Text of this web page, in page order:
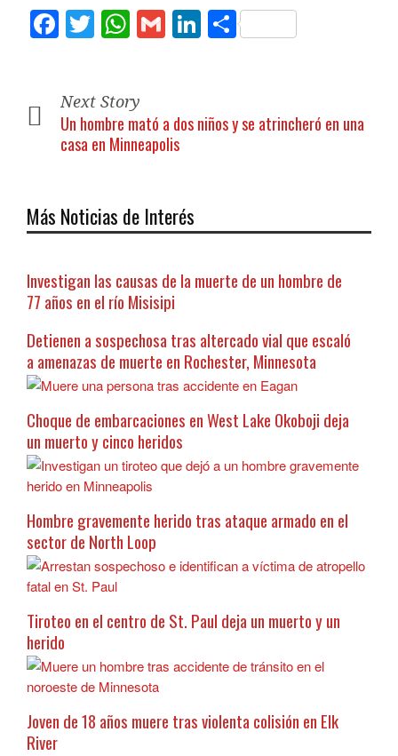
Facebook
TwitterWhatsApp
GmailLinkedIn
Compartir
Next Story
Un hombre mató a dos niños y se atrincheró en una
casa en Minneapolis
Más Noticias de Interés
Investigan las causas de la muerte de un hombre de
77 años en el río Misisipi
Detienen a sospechosa tras altercado vial que escaló
a amenazas de muerte en Rochester, Minnesota
Choque de embarcaciones en West Lake Okoboji deja
un muerto y cinco heridos
Hombre gravemente herido tras ataque armado en el
sector de North Loop
Tiroteo en el centro de St. Paul deja un muerto y un
herido
Joven de 18 años muere tras violenta colisión en Elk
River